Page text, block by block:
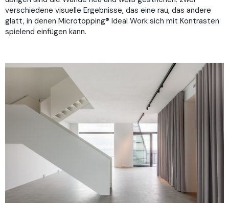
verschiedene visuelle Ergebnisse, das eine rau, das andere
glatt, in denen Microtopping® Ideal Work sich mit Kontrasten
spielend einfügen kann.